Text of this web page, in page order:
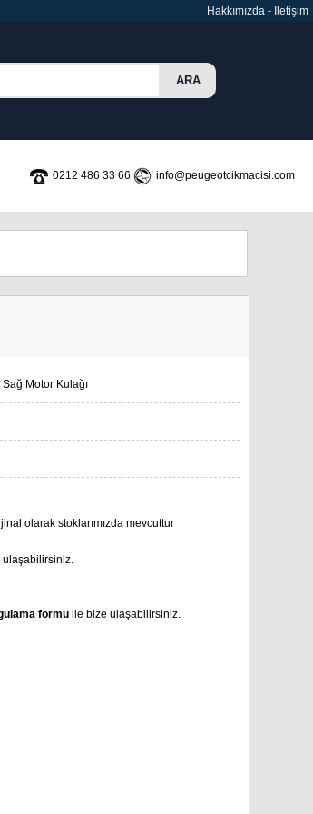
Hakkımızda - İletişim
0212 486 33 66 info@peugeotcikmacisi.com
Motor Kulağı
olarak stoklarımızda mevcuttur
ulaşabilirsiniz.
formu ile bize ulaşabilirsiniz.